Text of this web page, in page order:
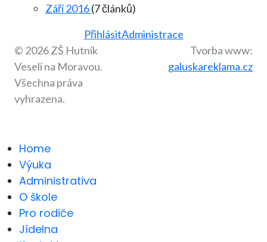
Září 2016(7 článků)
PřihlásitAdministrace
© 2026 ZŠ Hutník
Veselí na Moravou.
Všechna práva
vyhrazena.
Tvorba www:
galuskareklama.cz
Home
Výuka
Administrativa
O škole
Pro rodiče
Jídelna